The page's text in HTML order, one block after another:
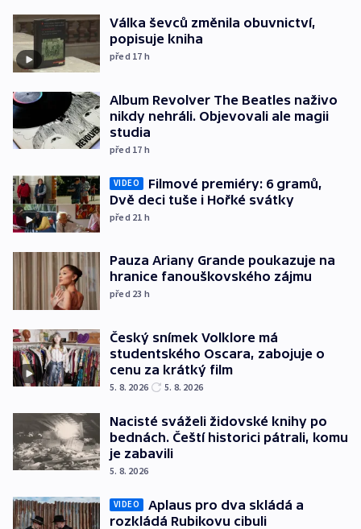
Válka ševců změnila obuvnictví,
popisuje kniha
před 17 h
Album Revolver The Beatles naživo
nikdy nehráli. Objevovali ale magii
studia
před 17 h
VIDEO
Filmové premiéry: 6 gramů,
Dvě deci tuše i Hořké svátky
před 21 h
Pauza Ariany Grande poukazuje na
hranice fanouškovského zájmu
před 23 h
Český snímek Volklore má
studentského Oscara, zabojuje o
cenu za krátký film
5. 8. 2026 5. 8. 2026
Nacisté sváželi židovské knihy po
bednách. Čeští historici pátrali, komu
je zabavili
5. 8. 2026
VIDEO
Aplaus pro dva skládá a
rozkládá Rubikovu cibuli